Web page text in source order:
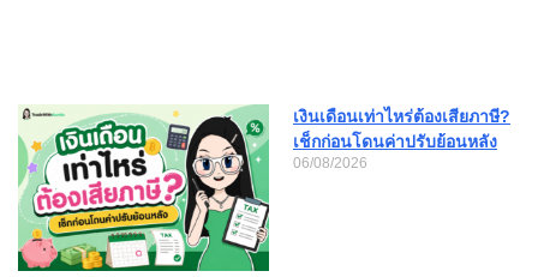
เงินเดือนเท่าไหร่ต้องเสียภาษี?
เช็กก่อนโดนค่าปรับย้อนหลัง
06/08/2026